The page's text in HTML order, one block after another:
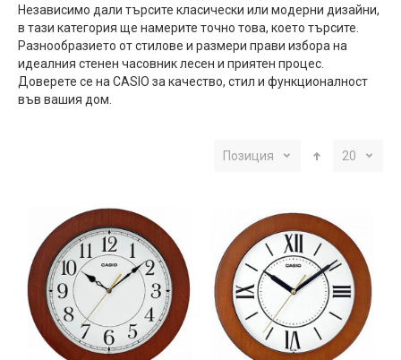
Независимо дали търсите класически или модерни дизайни,
в тази категория ще намерите точно това, което търсите.
Разнообразието от стилове и размери прави избора на
идеалния стенен часовник лесен и приятен процес.
Доверете се на CASIO за качество, стил и функционалност
във вашия дом.
Позиция 20